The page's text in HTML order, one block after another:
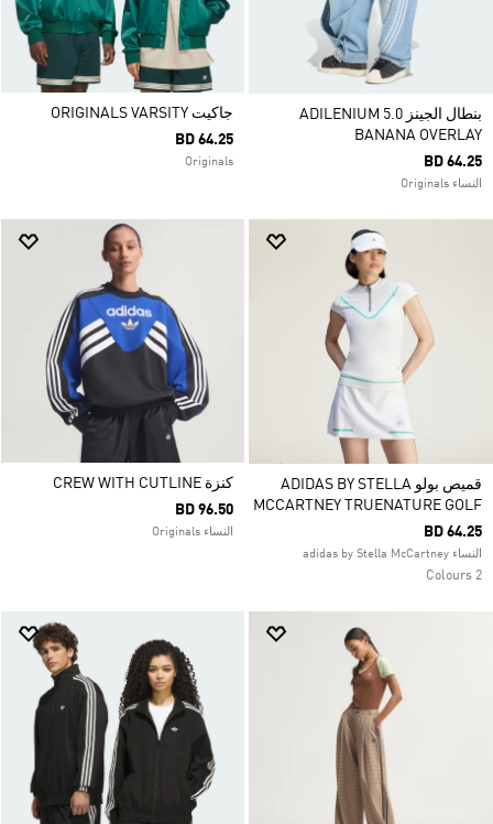
بنطال الجينز ADILENIUM 5.0
BANANA OVERLAY
BD 64.25
النساء Originals
جاكيت ORIGINALS VARSITY
BD 64.25
Originals
قميص بولو ADIDAS BY STELLA
MCCARTNEY TRUENATURE GOLF
BD 64.25
النساء adidas by Stella McCartney
2 Colours
كنزة CREW WITH CUTLINE
BD 96.50
النساء Originals